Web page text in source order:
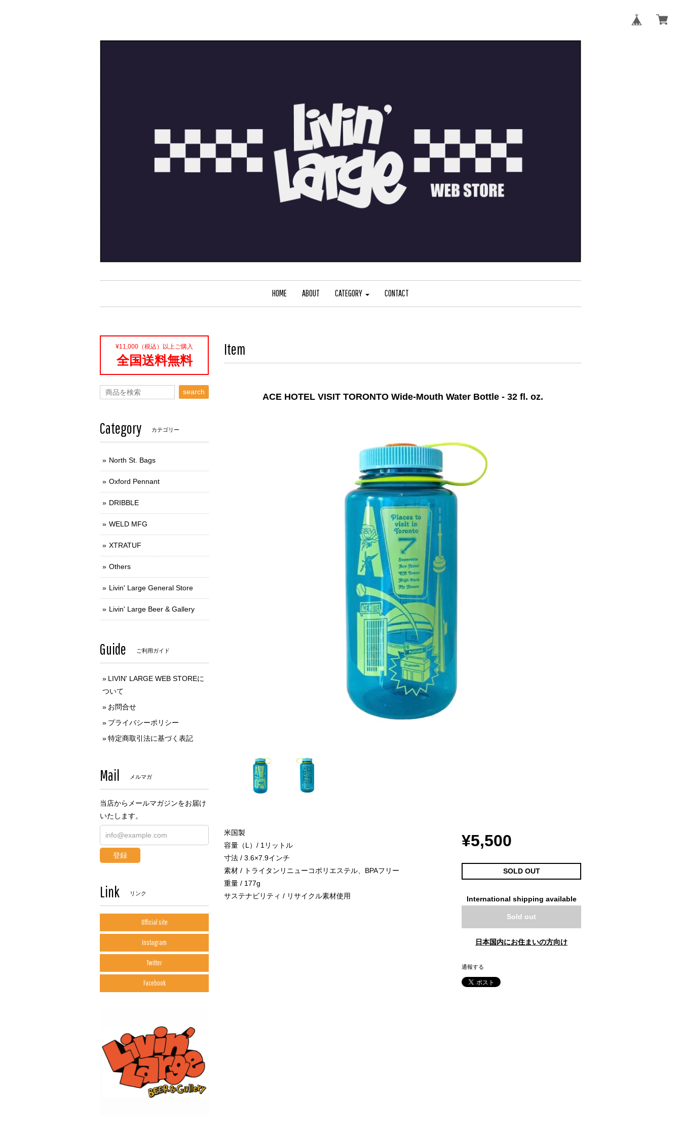
HOME ABOUT CATEGORY CONTACT
Item
ACE HOTEL VISIT TORONTO Wide-Mouth Water Bottle - 32 fl. oz.
米国製
容量（L）/ 1リットル
寸法 / 3.6×7.9インチ
素材 / トライタンリニューコポリエステル、BPAフリー
重量 / 177g
サステナビリティ / リサイクル素材使用
¥5,500
SOLD OUT
International shipping available
Sold out
日本国内にお住まいの方向け
通報する
¥11,000（税込）以上ご購入
全国送料無料
search
Category カテゴリー
North St. Bags
Oxford Pennant
DRIBBLE
WELD MFG
XTRATUF
Others
Livin' Large General Store
Livin' Large Beer & Gallery
Guide ご利用ガイド
LIVIN' LARGE WEB STOREに
ついて
お問合せ
プライバシーポリシー
特定商取引法に基づく表記
Mail メルマガ
当店からメールマガジンをお届け
いたします。
登録
Link リンク
Official site
Instagram
Twitter
Facebook